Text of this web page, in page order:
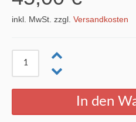
inkl. MwSt. zzgl. Versandkosten